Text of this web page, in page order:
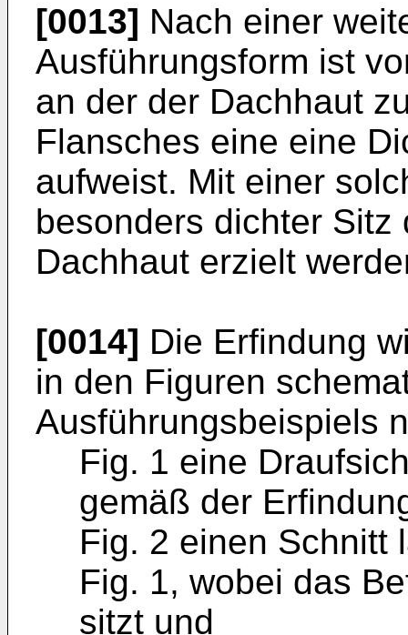
[0013] Nach einer
Ausführungsform ist
an der der Dachhaut
Flansches eine eine
aufweist. Mit einer
besonders dichter
Dachhaut erzielt
[0014] Die Erfindung
in den Figuren
Ausführungsbeispiels
Fig. 1 eine
gemäß der
Fig. 2 einen Schnitt
Fig. 1, wobei das
sitzt und